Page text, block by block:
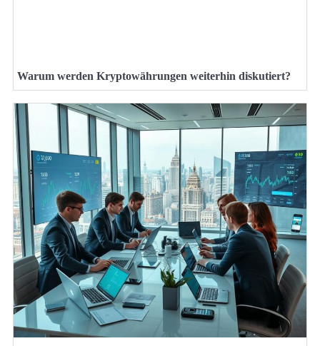
Warum werden Kryptowährungen weiterhin diskutiert?